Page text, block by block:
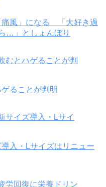
風」になる 「大好き過
…」としょんぼり
ることが判明
入・Lサイズはリニュー